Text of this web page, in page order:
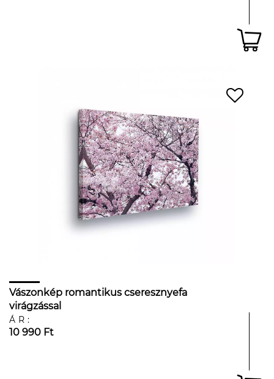
Vászonkép romantikus cseresznyefa
virágzással
ÁR:
10 990 Ft